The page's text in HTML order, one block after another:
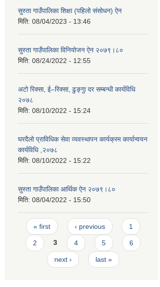
सुस्ता गाउँपालिका शिक्षा (पहिलो संसोधन) ऐन
मिति: 08/04/2023 - 13:46
सुस्ता गाउँपालिका विनियोजन ऐन २०७९।८०
मिति: 08/24/2022 - 12:55
अटो रिक्सा, ई–रिक्सा, ढुङ्गुा दर सम्बन्धी कार्यविधि
२०७८
मिति: 08/10/2022 - 15:24
घरदैलो प्राविधिक सेवा व्यवस्थापन कार्यक्रम कार्यान्वयन
कार्यविधि ,२०७८
मिति: 08/10/2022 - 15:22
सुस्ता गाउँपालिका आर्थिक ऐन २०७९।८०
मिति: 08/04/2022 - 15:50
Pages
« first ‹ previous 1
2 3 4 5 6
next › last »